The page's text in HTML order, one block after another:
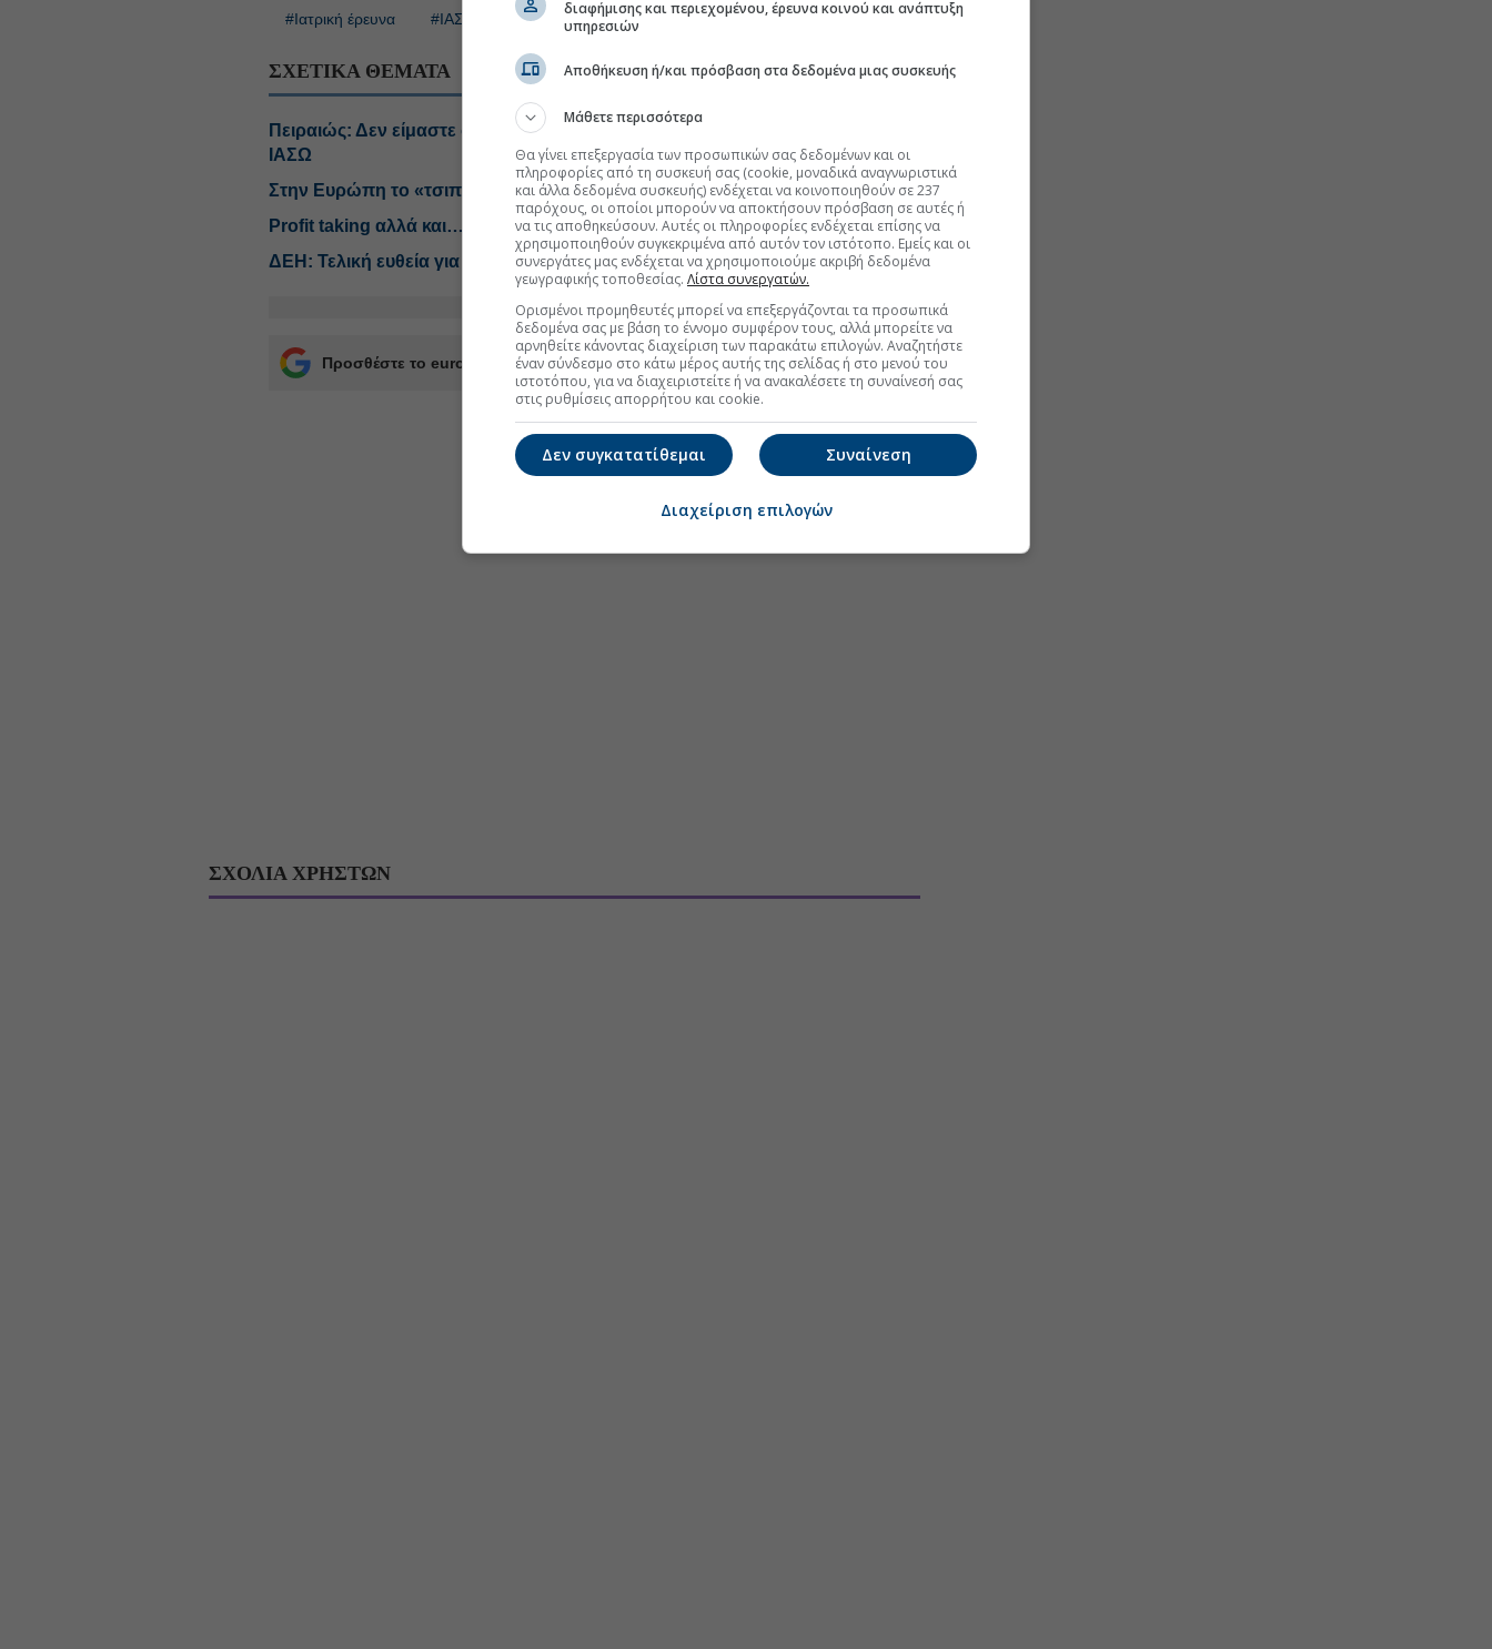
#Ιατρική έρευνα #ΙΑΣΩ
ΣΧΕΤΙΚΑ ΘΕΜΑΤΑ
Πειραιώς: Δεν είμαστε συμβαλλόμενο μέρος σε «συμφωνία εξαγοράς» του
ΙΑΣΩ
Στην Ευρώπη το «τσιπ» που αποκαθιστά την όραση
Profit taking αλλά και… νικητές στο Χρηματιστήριο
ΔΕΗ: Τελική ευθεία για το Data Center, το σενάριο για 1 GW
Προσθέστε το euro2day.gr στο Discover
ΣΧΟΛΙΑ ΧΡΗΣΤΩΝ
διαφήμισης και περιεχομένου, έρευνα κοινού και ανάπτυξη
υπηρεσιών
Αποθήκευση ή/και πρόσβαση στα δεδομένα μιας συσκευής
Μάθετε περισσότερα
Θα γίνει επεξεργασία των προσωπικών σας δεδομένων και οι
πληροφορίες από τη συσκευή σας (cookie, μοναδικά αναγνωριστικά
και άλλα δεδομένα συσκευής) ενδέχεται να κοινοποιηθούν σε 237
παρόχους, οι οποίοι μπορούν να αποκτήσουν πρόσβαση σε αυτές ή
να τις αποθηκεύσουν. Αυτές οι πληροφορίες ενδέχεται επίσης να
χρησιμοποιηθούν συγκεκριμένα από αυτόν τον ιστότοπο. Εμείς και οι
συνεργάτες μας ενδέχεται να χρησιμοποιούμε ακριβή δεδομένα
γεωγραφικής τοποθεσίας. Λίστα συνεργατών.
Ορισμένοι προμηθευτές μπορεί να επεξεργάζονται τα προσωπικά
δεδομένα σας με βάση το έννομο συμφέρον τους, αλλά μπορείτε να
αρνηθείτε κάνοντας διαχείριση των παρακάτω επιλογών. Αναζητήστε
έναν σύνδεσμο στο κάτω μέρος αυτής της σελίδας ή στο μενού του
ιστοτόπου, για να διαχειριστείτε ή να ανακαλέσετε τη συναίνεσή σας
στις ρυθμίσεις απορρήτου και cookie.
Συναίνεση
Δεν συγκατατίθεμαι
Διαχείριση επιλογών